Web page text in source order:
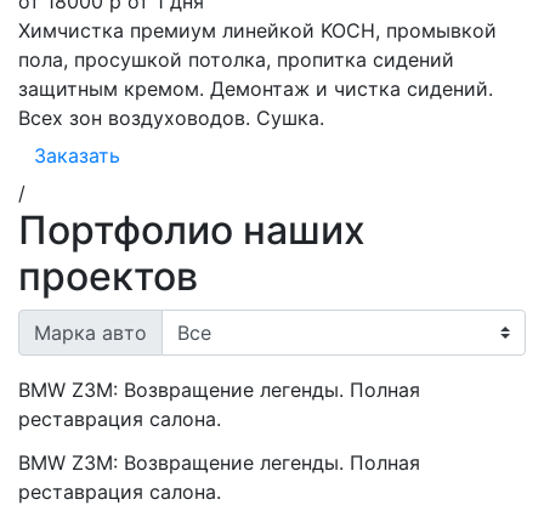
Химчистка премиум линейкой KOCH, промывкой
пола, просушкой потолка, пропитка сидений
защитным кремом. Демонтаж и чистка сидений.
Всех зон воздуховодов. Сушка.
Заказать
/
Портфолио наших
проектов
Марка авто
BMW Z3M: Возвращение легенды. Полная
реставрация салона.
BMW Z3M: Возвращение легенды. Полная
реставрация салона.